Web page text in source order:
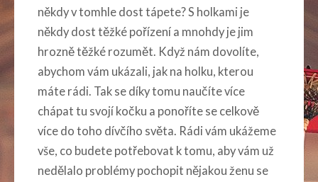
někdy v tomhle dost tápete? S holkami je
někdy dost těžké pořízení a mnohdy je jim
hrozně těžké rozumět. Když nám dovolíte,
abychom vám ukázali, jak na holku, kterou
máte rádi. Tak se díky tomu naučíte více
chápat tu svojí kočku a ponoříte se celkově
více do toho dívčího světa. Rádi vám ukážeme
vše, co budete potřebovat k tomu, aby vám už
nedělalo problémy pochopit nějakou ženu se